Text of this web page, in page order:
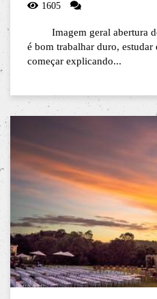
1605
Imagem geral abertura
é bom trabalhar duro, estudar
começar explicando...